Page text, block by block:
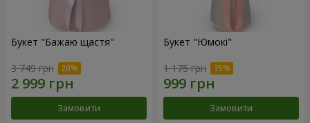
Букет "Бажаю щастя"
3 749 грн
Замовити
Букет "Юмокі"
1 175 грн
Замовити